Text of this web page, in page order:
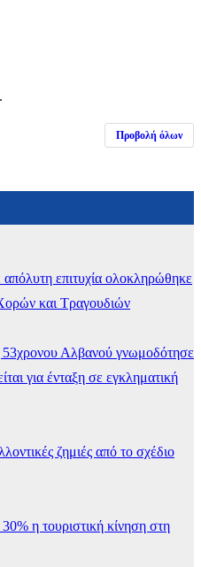
Προβολή όλων
επιτυχία ολοκληρώθηκε
και Τραγουδιών
Αλβανού γνωμοδότησε
για ένταξη σε εγκληματική
ζημιές από το σχέδιο
η τουριστική κίνηση στη